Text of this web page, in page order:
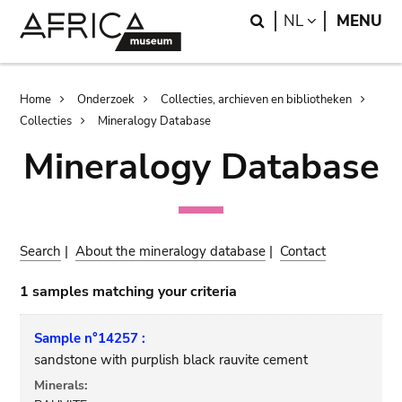
Search
NL LANGUAGE
MENU
Breadcrumb
Home Onderzoek
Collecties, archieven en bibliotheken
Collecties
Mineralogy Database
Mineralogy Database
Search |About the mineralogy database | Contact
1 samples matching your criteria
Sample n°14257 :
sandstone with purplish black rauvite cement
Minerals: